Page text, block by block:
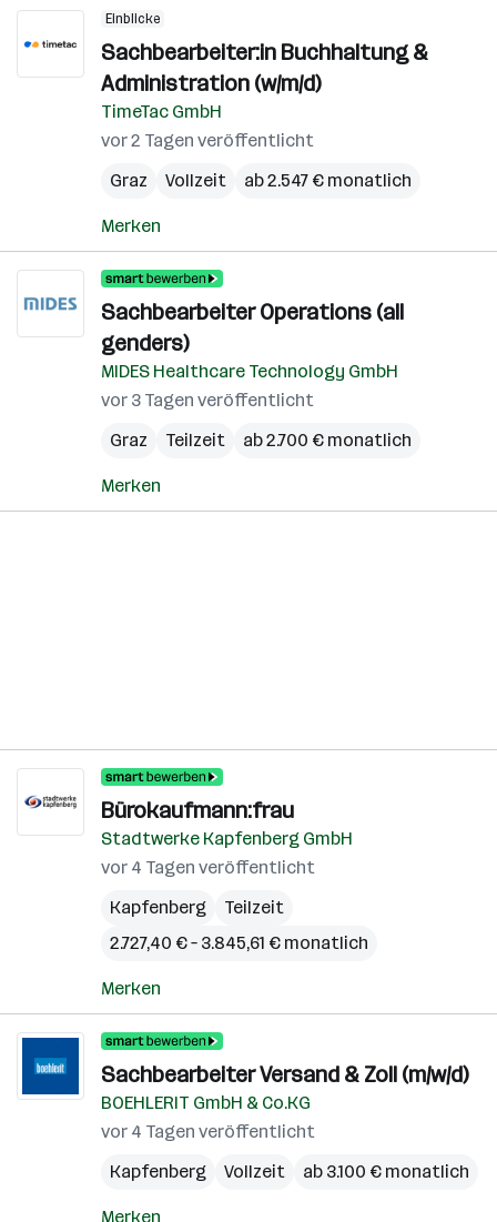
Einblicke
Sachbearbeiter:in Buchhaltung &
Administration (w/m/d)
TimeTac GmbH
vor 2 Tagen veröffentlicht
Graz
Vollzeit ab 2.547 € monatlich
Merken
Sachbearbeiter Operations (all
genders)
MIDES Healthcare Technology GmbH
vor 3 Tagen veröffentlicht
Graz
Teilzeit ab 2.700 € monatlich
Merken
Bürokaufmann:frau
Stadtwerke Kapfenberg GmbH
vor 4 Tagen veröffentlicht
Kapfenberg
Teilzeit
2.727,40 € – 3.845,61 € monatlich
Merken
Sachbearbeiter Versand & Zoll (m/w/d)
BOEHLERIT GmbH & Co.KG
vor 4 Tagen veröffentlicht
Kapfenberg
Vollzeit ab 3.100 € monatlich
Merken